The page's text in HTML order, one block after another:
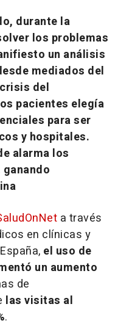
durante la
los problemas
un análisis
mediados del
del
pacientes elegía
para ser
y hospitales.
alarma los
a través
en clínicas y
el uso de
un aumento
de
las visitas al
.